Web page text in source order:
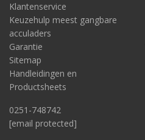
Klantenservice
Keuzehulp meest gangbare
acculaders
Garantie
Sitemap
Handleidingen en
Productsheets
0251-748742
[email protected]